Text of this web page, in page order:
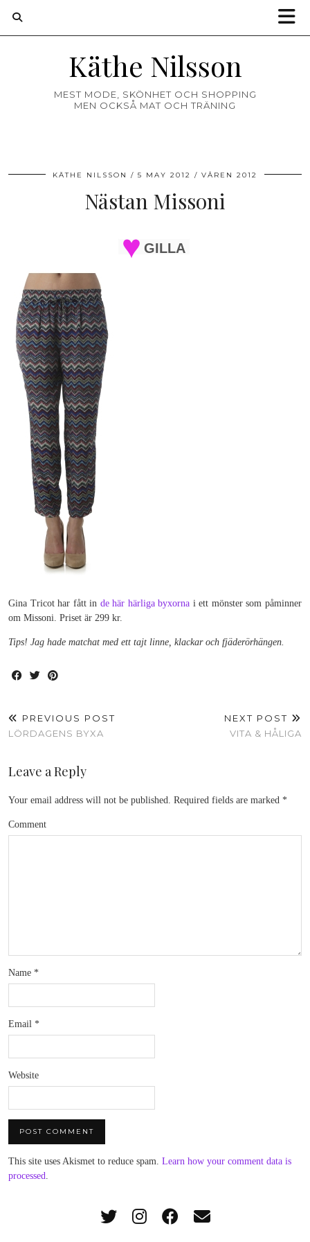
Käthe Nilsson
MEST MODE, SKÖNHET OCH SHOPPING
MEN OCKSÅ MAT OCH TRÄNING
KÄTHE NILSSON 5 MAY 2012 VÅREN 2012
Nästan Missoni
GILLA
Gina Tricot har fått in de här härliga byxorna i ett mönster som påminner
om Missoni. Priset är 299 kr.
Tips! Jag hade matchat med ett tajt linne, klackar och fjäderörhängen.
PREVIOUS POST
LÖRDAGENS BYXA
NEXT POST
VITA & HÅLIGA
Leave a Reply
Your email address will not be published. Required fields are marked *
Comment
Name *
Email *
Website
This site uses Akismet to reduce spam. Learn how your comment data is
processed.